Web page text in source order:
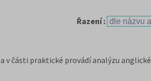
Řazení :
části praktické provádí analýzu anglické